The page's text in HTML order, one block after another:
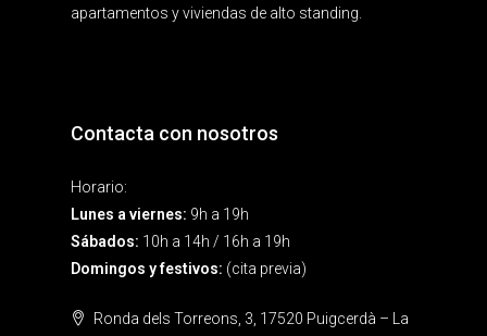
apartamentos y viviendas de alto standing.
Contacta con nosotros
Horario:
Lunes a viernes: 9h a 19h
Sábados: 10h a 14h / 16h a 19h
Domingos y festivos: (cita previa)
Ronda dels Torreons, 3, 17520 Puigcerdà – La